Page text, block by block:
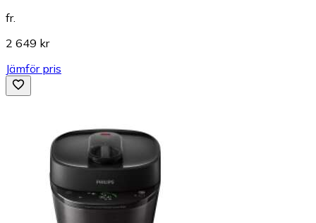
fr.
2 649 kr
Jämför pris